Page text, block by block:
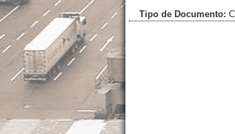
Tipo de Documento: